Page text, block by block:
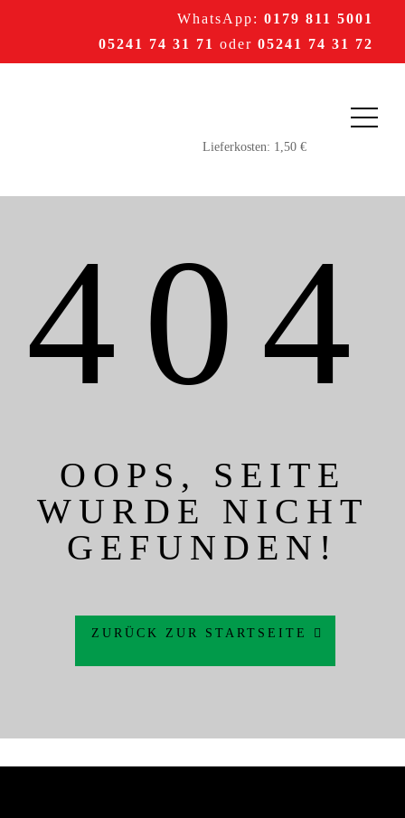
WhatsApp: 0179 811 5001
05241 74 31 71 oder 05241 74 31 72
404
OOPS, SEITE
WURDE NICHT
GEFUNDEN!
ZURÜCK ZUR STARTSEITE